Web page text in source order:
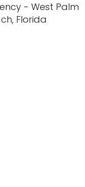
- West Palm
Florida